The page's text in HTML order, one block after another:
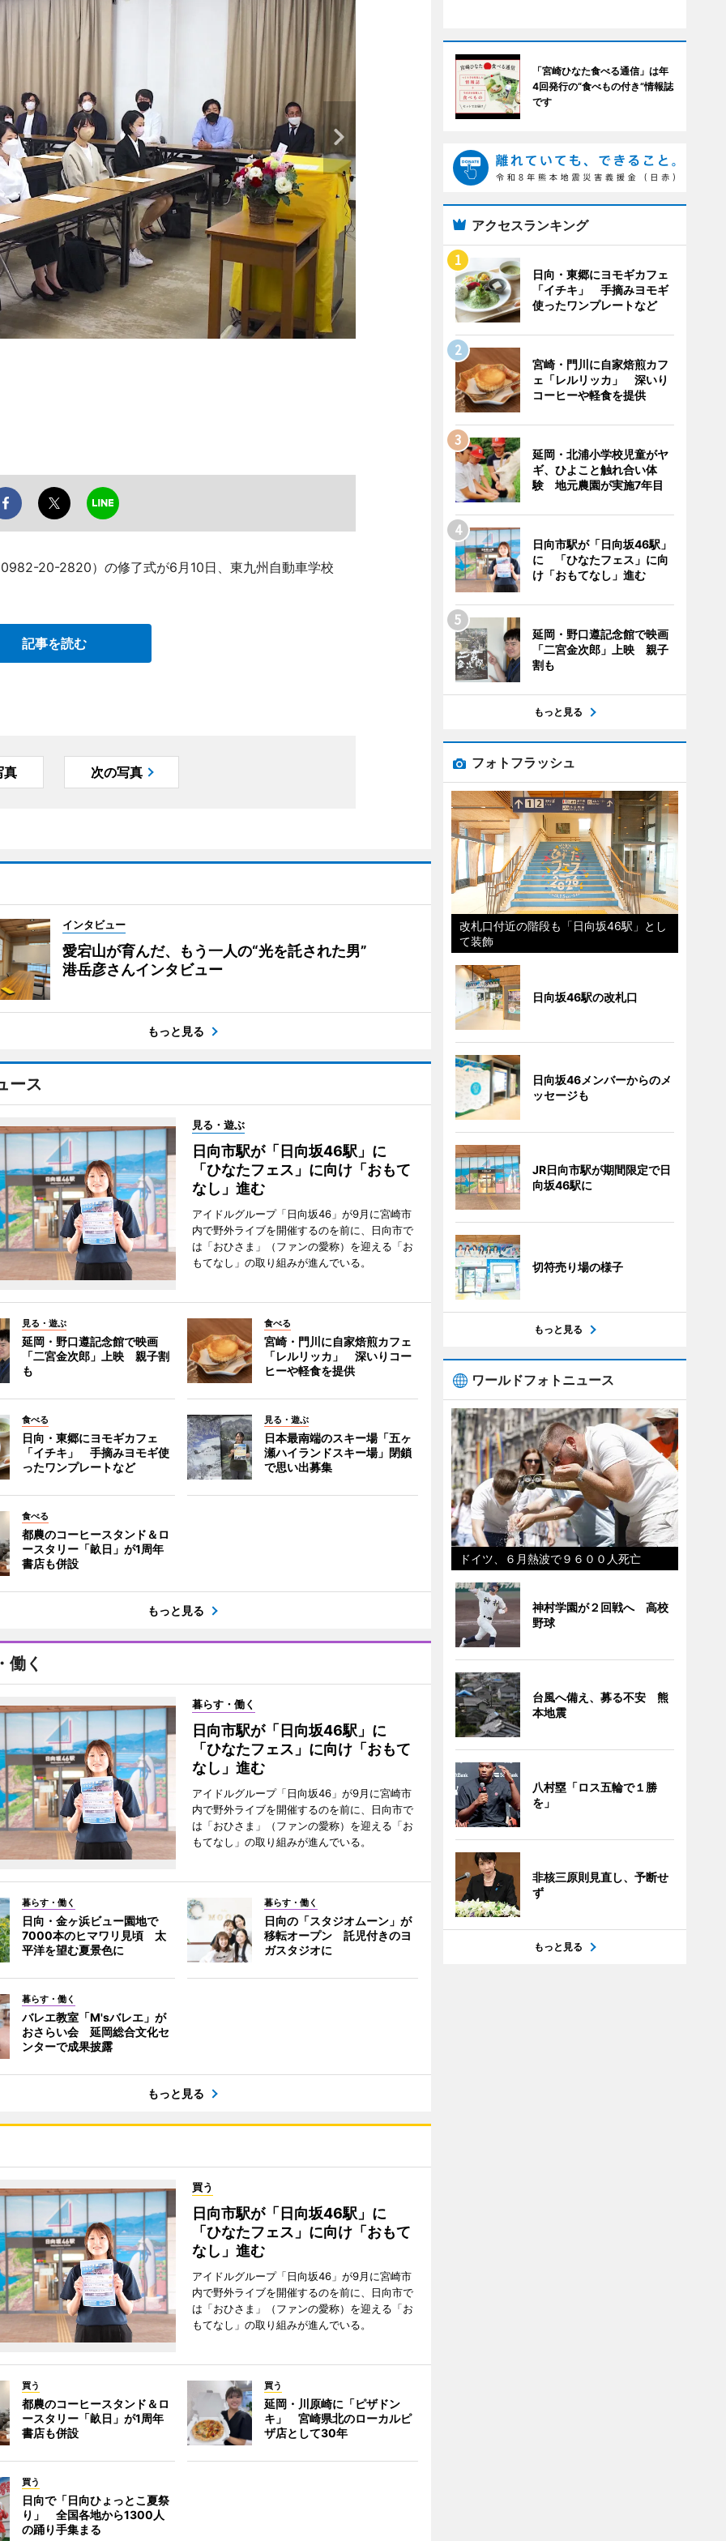
20-2820）の修了式が6月10日、東九州自動車学校
記事を読む
真 次の写真
インタビュー
愛宕山が育んだ、もう一人の“光を託された男”
港岳彦さんインタビュー
もっと見る
ース
見る・遊ぶ
日向市駅が「日向坂46駅」に
「ひなたフェス」に向け「おもて
なし」進む
アイドルグループ「日向坂46」が9月に宮崎市
内で野外ライブを開催するのを前に、日向市で
は「おひさま」（ファンの愛称）を迎える「お
もてなし」の取り組みが進んでいる。
見る・遊ぶ
延岡・野口遵記念館で映画
「二宮金次郎」上映 親子割
も
食べる
宮崎・門川に自家焙煎カフェ
「レルリッカ」 深いりコー
ヒーや軽食を提供
食べる
日向・東郷にヨモギカフェ
「イチキ」 手摘みヨモギ使
ったワンプレートなど
見る・遊ぶ
日本最南端のスキー場「五ヶ
瀬ハイランドスキー場」閉鎖
で思い出募集
食べる
都農のコーヒースタンド＆ロ
ースタリー「畝日」が1周年
書店も併設
もっと見る
働く
暮らす・働く
日向市駅が「日向坂46駅」に
「ひなたフェス」に向け「おもて
なし」進む
アイドルグループ「日向坂46」が9月に宮崎市
内で野外ライブを開催するのを前に、日向市で
は「おひさま」（ファンの愛称）を迎える「お
もてなし」の取り組みが進んでいる。
暮らす・働く
日向・金ヶ浜ビュー園地で
7000本のヒマワリ見頃 太
平洋を望む夏景色に
暮らす・働く
日向の「スタジオムーン」が
移転オープン 託児付きのヨ
ガスタジオに
暮らす・働く
バレエ教室「M'sバレエ」が
おさらい会 延岡総合文化セ
ンターで成果披露
もっと見る
買う
日向市駅が「日向坂46駅」に
「ひなたフェス」に向け「おもて
なし」進む
アイドルグループ「日向坂46」が9月に宮崎市
内で野外ライブを開催するのを前に、日向市で
は「おひさま」（ファンの愛称）を迎える「お
もてなし」の取り組みが進んでいる。
買う
都農のコーヒースタンド＆ロ
ースタリー「畝日」が1周年
書店も併設
買う
延岡・川原崎に「ピザドン
キ」 宮崎県北のローカルピ
ザ店として30年
買う
日向で「日向ひょっとこ夏祭
り」 全国各地から1300人
の踊り手集まる
「宮崎ひなた食べる通信」は年
4回発行の“食べもの付き”情報誌
です
アクセスランキング
日向・東郷にヨモギカフェ
「イチキ」 手摘みヨモギ
使ったワンプレートなど
宮崎・門川に自家焙煎カフ
ェ「レルリッカ」 深いり
コーヒーや軽食を提供
延岡・北浦小学校児童がヤ
ギ、ひよこと触れ合い体
験 地元農園が実施7年目
日向市駅が「日向坂46駅」
に 「ひなたフェス」に向
け「おもてなし」進む
延岡・野口遵記念館で映画
「二宮金次郎」上映 親子
割も
もっと見る
フォトフラッシュ
改札口付近の階段も「日向坂46駅」とし
て装飾
日向坂46駅の改札口
日向坂46メンバーからのメ
ッセージも
JR日向市駅が期間限定で日
向坂46駅に
切符売り場の様子
もっと見る
ワールドフォトニュース
ドイツ、６月熱波で９６００人死亡
神村学園が２回戦へ 高校
野球
台風へ備え、募る不安 熊
本地震
八村塁「ロス五輪で１勝
を」
非核三原則見直し、予断せ
ず
もっと見る